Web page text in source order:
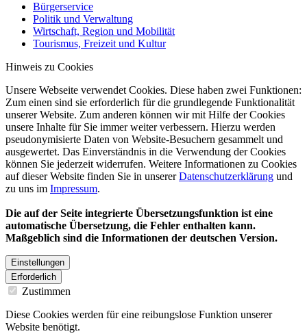
Bürgerservice
Politik und Verwaltung
Wirtschaft, Region und Mobilität
Tourismus, Freizeit und Kultur
Hinweis zu Cookies
Unsere Webseite verwendet Cookies. Diese haben zwei Funktionen:
Zum einen sind sie erforderlich für die grundlegende Funktionalität
unserer Website. Zum anderen können wir mit Hilfe der Cookies
unsere Inhalte für Sie immer weiter verbessern. Hierzu werden
pseudonymisierte Daten von Website-Besuchern gesammelt und
ausgewertet. Das Einverständnis in die Verwendung der Cookies
können Sie jederzeit widerrufen. Weitere Informationen zu Cookies
auf dieser Website finden Sie in unsererDatenschutzerklärung und
zu uns im Impressum.
Die auf der Seite integrierte Übersetzungsfunktion ist eine
automatische Übersetzung, die Fehler enthalten kann.
Maßgeblich sind die Informationen der deutschen Version.
Einstellungen
Erforderlich
Zustimmen
Diese Cookies werden für eine reibungslose Funktion unserer
Website benötigt.